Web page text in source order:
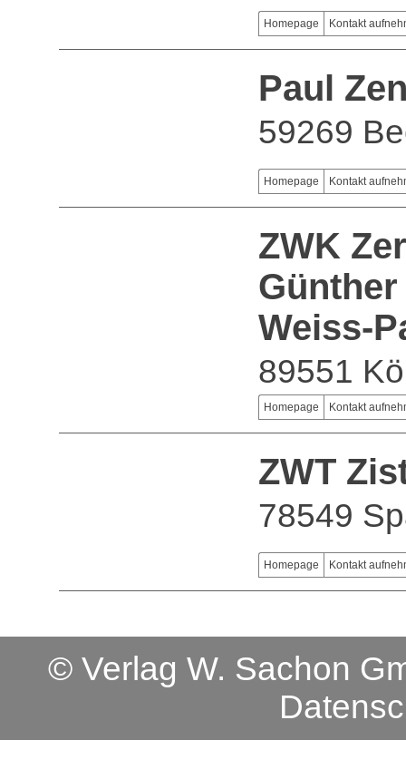
Homepage Kontakt
Paul
59269
Homepage Kontakt
ZWK
Weiss-
89551
Homepage Kontakt
ZWT
78549
Homepage Kontakt
© Verlag W. Sachon